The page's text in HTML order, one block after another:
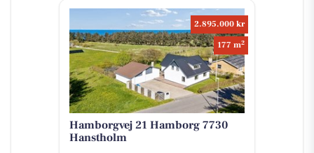
2.895.000 kr
177 m2
Hamborgvej 21 Hamborg 7730
Hanstholm